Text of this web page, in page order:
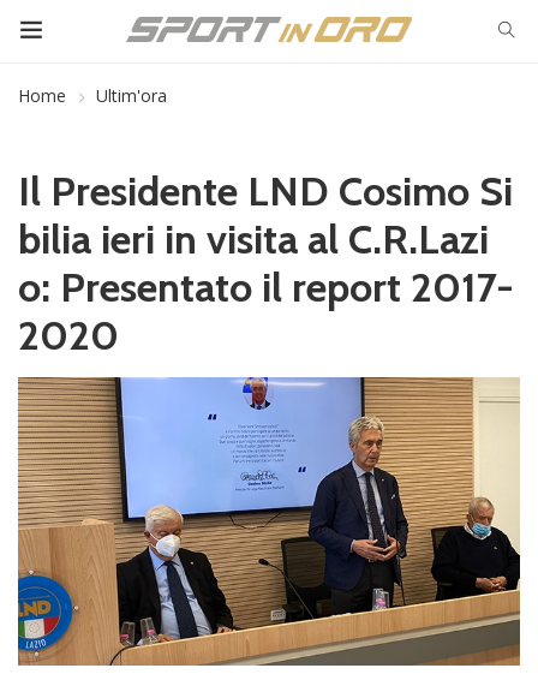
Home Ultim'ora
Il Presidente LND Cosimo Si
bilia ieri in visita al C.R.Lazi
o: Presentato il report 2017-
2020